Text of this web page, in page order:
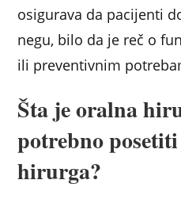
osigurava da pacijenti
negu, bilo da je reč o
ili preventivnim
Šta je oralna
potrebno
hirurga?